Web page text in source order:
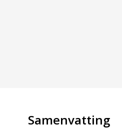
Samenvatting